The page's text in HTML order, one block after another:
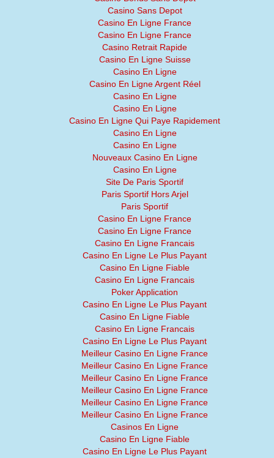
Casino Sans Depot
Casino En Ligne France
Casino En Ligne France
Casino Retrait Rapide
Casino En Ligne Suisse
Casino En Ligne
Casino En Ligne Argent Réel
Casino En Ligne
Casino En Ligne
Casino En Ligne Qui Paye Rapidement
Casino En Ligne
Casino En Ligne
Nouveaux Casino En Ligne
Casino En Ligne
Site De Paris Sportif
Paris Sportif Hors Arjel
Paris Sportif
Casino En Ligne France
Casino En Ligne France
Casino En Ligne Francais
Casino En Ligne Le Plus Payant
Casino En Ligne Fiable
Casino En Ligne Francais
Poker Application
Casino En Ligne Le Plus Payant
Casino En Ligne Fiable
Casino En Ligne Francais
Casino En Ligne Le Plus Payant
Meilleur Casino En Ligne France
Meilleur Casino En Ligne France
Meilleur Casino En Ligne France
Meilleur Casino En Ligne France
Meilleur Casino En Ligne France
Meilleur Casino En Ligne France
Casinos En Ligne
Casino En Ligne Fiable
Casino En Ligne Le Plus Payant